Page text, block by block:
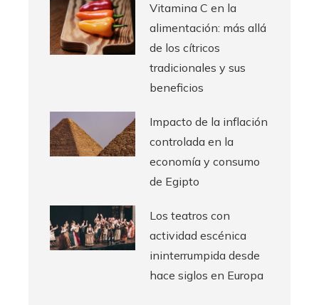
Vitamina C en la
alimentación: más allá
de los cítricos
tradicionales y sus
beneficios
Impacto de la inflación
controlada en la
economía y consumo
de Egipto
Los teatros con
actividad escénica
ininterrumpida desde
hace siglos en Europa